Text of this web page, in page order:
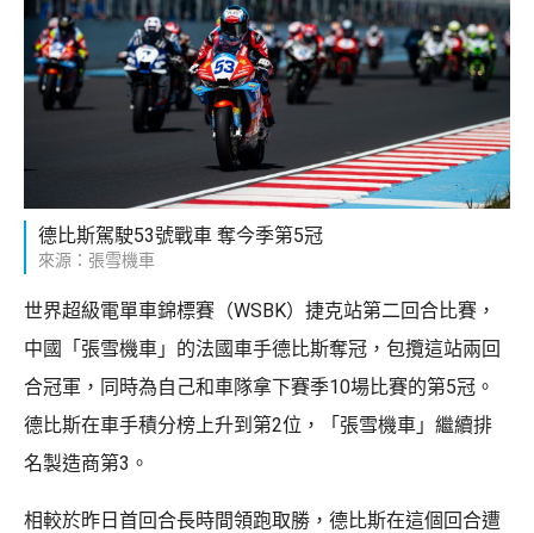
德比斯駕駛53號戰車 奪今季第5冠
來源：張雪機車
世界超級電單車錦標賽（WSBK）捷克站第二回合比賽，
中國「張雪機車」的法國車手德比斯奪冠，包攬這站兩回
合冠軍，同時為自己和車隊拿下賽季10場比賽的第5冠。
德比斯在車手積分榜上升到第2位，「張雪機車」繼續排
名製造商第3。
相較於昨日首回合長時間領跑取勝，德比斯在這個回合遭